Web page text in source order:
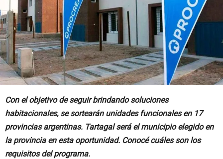
Con el objetivo de seguir brindando soluciones
habitacionales, se sortearán unidades funcionales en 17
provincias argentinas. Tartagal será el municipio elegido en
la provincia en esta oportunidad. Conocé cuáles son los
requisitos del programa.